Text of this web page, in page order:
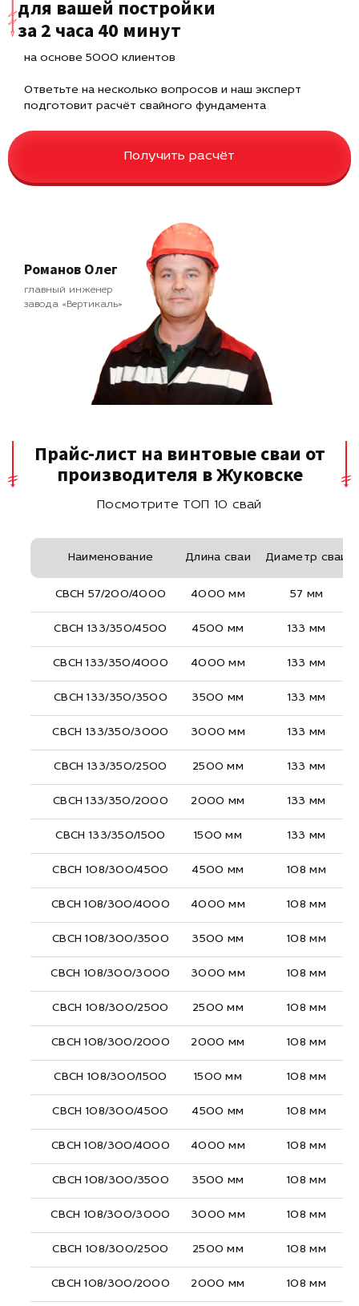
для вашей постройки
за 2 часа 40 минут
на основе 5000 клиентов
Ответьте на несколько вопросов и наш эксперт
подготовит расчёт свайного фундамента
Получить расчёт
Романов Олег
главный инженер
завода «Вертикаль»
Прайс-лист на винтовые сваи от
производителя в Жуковске
Посмотрите ТОП 10 свай
Наименование Длина сваи Диаметр сваи
СВСН 57/200/4000 4000 мм 57 мм
СВСН 133/350/4500 4500 мм 133 мм
СВСН 133/350/4000 4000 мм 133 мм
СВСН 133/350/3500 3500 мм 133 мм
СВСН 133/350/3000 3000 мм 133 мм
СВСН 133/350/2500 2500 мм 133 мм
СВСН 133/350/2000 2000 мм 133 мм
СВСН 133/350/1500 1500 мм 133 мм
СВСН 108/300/4500 4500 мм 108 мм
СВСН 108/300/4000 4000 мм 108 мм
СВСН 108/300/3500 3500 мм 108 мм
СВСН 108/300/3000 3000 мм 108 мм
СВСН 108/300/2500 2500 мм 108 мм
СВСН 108/300/2000 2000 мм 108 мм
СВСН 108/300/1500 1500 мм 108 мм
СВСН 108/300/4500 4500 мм 108 мм
СВСН 108/300/4000 4000 мм 108 мм
СВСН 108/300/3500 3500 мм 108 мм
СВСН 108/300/3000 3000 мм 108 мм
СВСН 108/300/2500 2500 мм 108 мм
СВСН 108/300/2000 2000 мм 108 мм